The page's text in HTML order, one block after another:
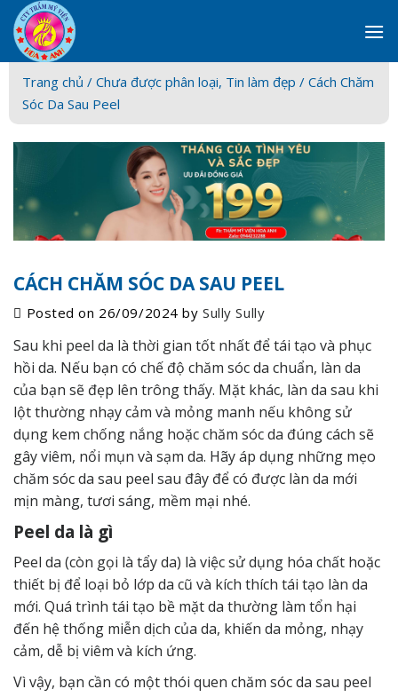
Skip
to
content
Trang chủ / Chưa được phân loại, Tin làm đẹp / Cách Chăm
Sóc Da Sau Peel
CÁCH CHĂM SÓC DA SAU PEEL
Posted on 26/09/2024 bySully Sully
Sau khi peel da là thời gian tốt nhất để tái tạo và phục
hồi da. Nếu bạn có chế độ chăm sóc da chuẩn, làn da
của bạn sẽ đẹp lên trông thấy. Mặt khác, làn da sau khi
lột thường nhạy cảm và mỏng manh nếu không sử
dụng kem chống nắng hoặc chăm sóc da đúng cách sẽ
gây viêm, nổi mụn và sạm da. Hãy áp dụng những mẹo
chăm sóc da sau peel sau đây để có được làn da mới
mịn màng, tươi sáng, mềm mại nhé.
Peel da là gì
Peel da (còn gọi là tẩy da) là việc sử dụng hóa chất hoặc
thiết bị để loại bỏ lớp da cũ và kích thích tái tạo làn da
mới. Quá trình tái tạo bề mặt da thường làm tổn hại
đến hệ thống miễn dịch của da, khiến da mỏng, nhạy
cảm, dễ bị viêm và kích ứng.
Vì vậy, bạn cần có một thói quen chăm sóc da sau peel